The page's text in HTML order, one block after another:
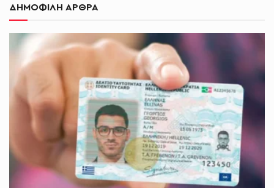
ΔΗΜΟΦΙΛΗ ΑΡΘΡΑ